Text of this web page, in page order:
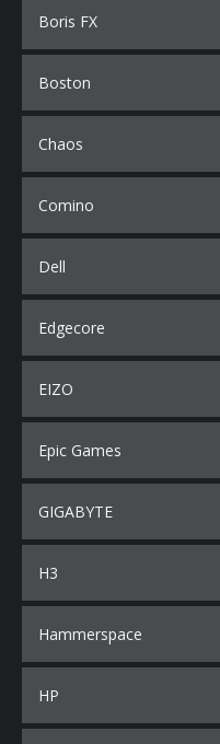
Boris FX
Boston
Chaos
Comino
Dell
Edgecore
EIZO
Epic Games
GIGABYTE
H3
Hammerspace
HP